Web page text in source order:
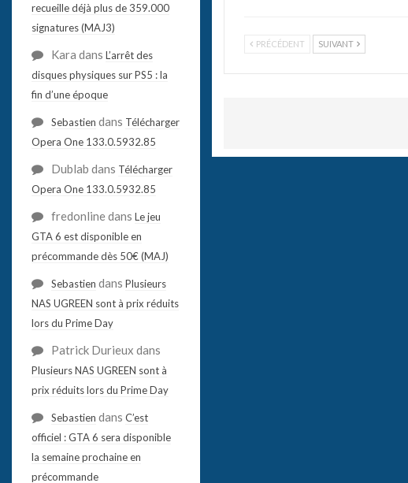
PRÉCÉDENT SUIVANT
recueille déjà plus de 359.000
signatures (MAJ3)
Kara dans L’arrêt des
disques physiques sur PS5 : la
fin d’une époque
Sebastien dans Télécharger
Opera One 133.0.5932.85
Dublab dans Télécharger
Opera One 133.0.5932.85
fredonlinedans Le jeu
GTA 6 est disponible en
précommande dès 50€ (MAJ)
Sebastien dans Plusieurs
NAS UGREEN sont à prix réduits
lors du Prime Day
Patrick Durieux dans
Plusieurs NAS UGREEN sont à
prix réduits lors du Prime Day
Sebastien dans C’est
officiel : GTA 6 sera disponible
la semaine prochaine en
précommande